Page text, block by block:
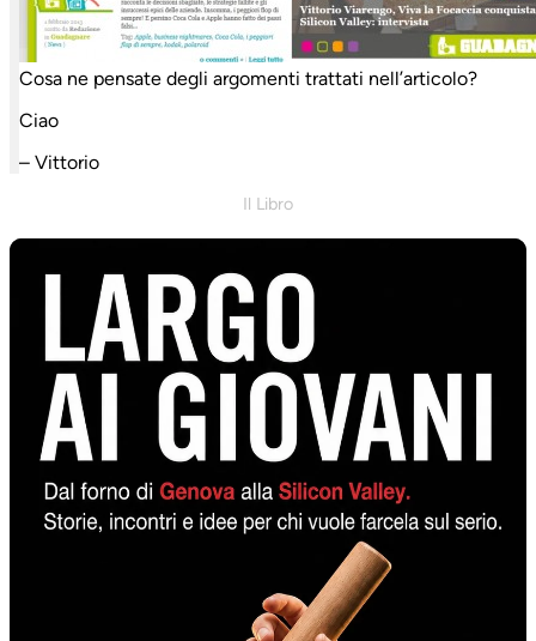
Cosa ne pensate degli argomenti trattati nell’articolo?
Ciao
– Vittorio
Il Libro